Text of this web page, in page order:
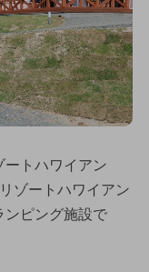
ートハワイアン
ゾートハワイアン
ンピング施設で